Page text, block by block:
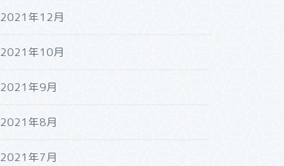
2021年12月
2021年10月
2021年9月
2021年8月
2021年7月